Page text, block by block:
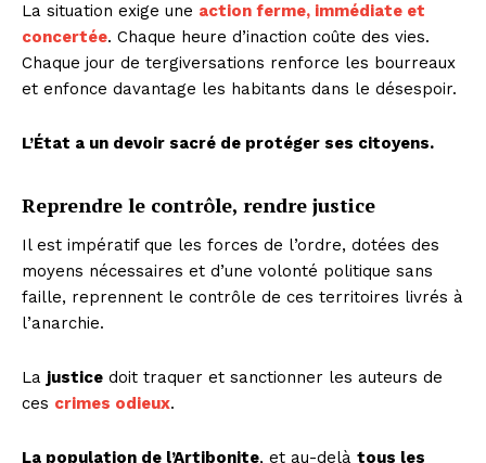
La situation exige une action ferme, immédiate et
concertée. Chaque heure d’inaction coûte des vies.
Chaque jour de tergiversations renforce les bourreaux
et enfonce davantage les habitants dans le désespoir.
L’État a un devoir sacré de protéger ses citoyens.
Reprendre le contrôle, rendre justice
Il est impératif que les forces de l’ordre, dotées des
moyens nécessaires et d’une volonté politique sans
faille, reprennent le contrôle de ces territoires livrés à
l’anarchie.
La justice doit traquer et sanctionner les auteurs de
ces crimes odieux.
La population de l’Artibonite, et au-delà tous les